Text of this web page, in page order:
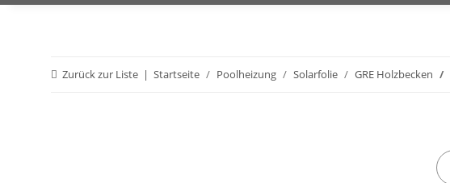
Zurück zur Liste Startseite Poolheizung Solarfolie GRE Holzbecken